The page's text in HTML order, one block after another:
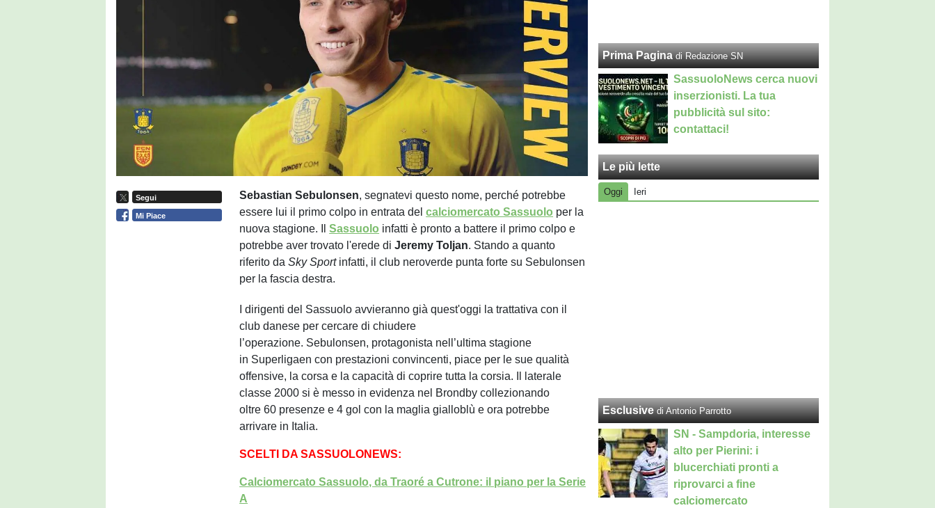
Segui
Mi Piace
Sebastian Sebulonsen, segnatevi questo nome, perché potrebbe
essere lui il primo colpo in entrata delcalciomercato Sassuolo per la
nuova stagione. IlSassuolo infatti è pronto a battere il primo colpo e
potrebbe aver trovato l'erede diJeremy Toljan. Stando a quanto
riferito daSky Sport infatti, il club neroverde punta forte su Sebulonsen
per la fascia destra.
I dirigenti del Sassuolo avvieranno già quest'oggi la trattativa con il
club danese per cercare di chiudere
l’operazione. Sebulonsen, protagonista nell’ultima stagione
in Superligaen con prestazioni convincenti, piace per le sue qualità
offensive, la corsa e la capacità di coprire tutta la corsia. Il laterale
classe 2000 si è messo in evidenza nel Brondby collezionando
oltre 60 presenze e 4 gol con la maglia gialloblù e ora potrebbe
arrivare in Italia.
SCELTI DA SASSUOLONEWS:
Calciomercato Sassuolo, da Traoré a Cutrone: il piano per la Serie
A
Prima Pagina di Redazione SN
SassuoloNews cerca nuovi
inserzionisti. La tua
pubblicità sul sito:
contattaci!
Le più lette
Oggi Ieri
Esclusive di Antonio Parrotto
SN - Sampdoria, interesse
alto per Pierini: i
blucerchiati pronti a
riprovarci a fine
calciomercato